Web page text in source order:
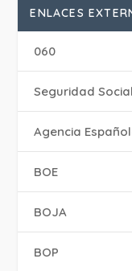
ENLACES
060
Seguridad Social
Agencia
BOE
BOJA
BOP